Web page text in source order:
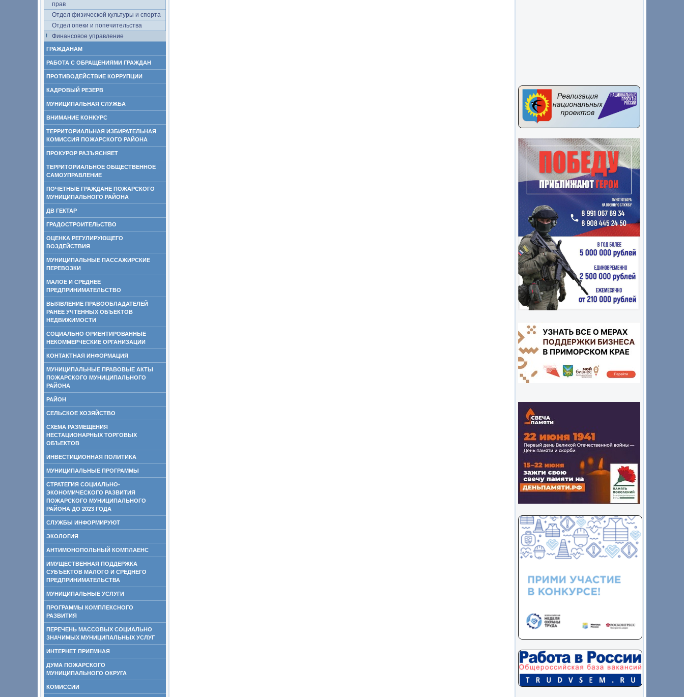
прав
Отдел физической культуры и спорта
Отдел опеки и попечительства
Финансовое управление
ГРАЖДАНАМ
РАБОТА С ОБРАЩЕНИЯМИ ГРАЖДАН
ПРОТИВОДЕЙСТВИЕ КОРРУПЦИИ
КАДРОВЫЙ РЕЗЕРВ
МУНИЦИПАЛЬНАЯ СЛУЖБА
ВНИМАНИЕ КОНКУРС
ТЕРРИТОРИАЛЬНАЯ ИЗБИРАТЕЛЬНАЯ
КОМИССИЯ ПОЖАРСКОГО РАЙОНА
ПРОКУРОР РАЗЪЯСНЯЕТ
ТЕРРИТОРИАЛЬНОЕ ОБЩЕСТВЕННОЕ
САМОУПРАВЛЕНИЕ
ПОЧЕТНЫЕ ГРАЖДАНЕ ПОЖАРСКОГО
МУНИЦИПАЛЬНОГО РАЙОНА
ДВ ГЕКТАР
ГРАДОСТРОИТЕЛЬСТВО
ОЦЕНКА РЕГУЛИРУЮЩЕГО
ВОЗДЕЙСТВИЯ
МУНИЦИПАЛЬНЫЕ ПАССАЖИРСКИЕ
ПЕРЕВОЗКИ
МАЛОЕ И СРЕДНЕЕ
ПРЕДПРИНИМАТЕЛЬСТВО
ВЫЯВЛЕНИЕ ПРАВООБЛАДАТЕЛЕЙ
РАНЕЕ УЧТЕННЫХ ОБЪЕКТОВ
НЕДВИЖИМОСТИ
СОЦИАЛЬНО ОРИЕНТИРОВАННЫЕ
НЕКОММЕРЧЕСКИЕ ОРГАНИЗАЦИИ
КОНТАКТНАЯ ИНФОРМАЦИЯ
МУНИЦИПАЛЬНЫЕ ПРАВОВЫЕ АКТЫ
ПОЖАРСКОГО МУНИЦИПАЛЬНОГО
РАЙОНА
РАЙОН
СЕЛЬСКОЕ ХОЗЯЙСТВО
СХЕМА РАЗМЕЩЕНИЯ
НЕСТАЦИОНАРНЫХ ТОРГОВЫХ
ОБЪЕКТОВ
ИНВЕСТИЦИОННАЯ ПОЛИТИКА
МУНИЦИПАЛЬНЫЕ ПРОГРАММЫ
СТРАТЕГИЯ СОЦИАЛЬНО-
ЭКОНОМИЧЕСКОГО РАЗВИТИЯ
ПОЖАРСКОГО МУНИЦИПАЛЬНОГО
РАЙОНА ДО 2023 ГОДА
СЛУЖБЫ ИНФОРМИРУЮТ
ЭКОЛОГИЯ
АНТИМОНОПОЛЬНЫЙ КОМПЛАЕНС
ИМУЩЕСТВЕННАЯ ПОДДЕРЖКА
СУБЪЕКТОВ МАЛОГО И СРЕДНЕГО
ПРЕДПРИНИМАТЕЛЬСТВА
МУНИЦИПАЛЬНЫЕ УСЛУГИ
ПРОГРАММЫ КОМПЛЕКСНОГО
РАЗВИТИЯ
ПЕРЕЧЕНЬ МАССОВЫХ СОЦИАЛЬНО
ЗНАЧИМЫХ МУНИЦИПАЛЬНЫХ УСЛУГ
ИНТЕРНЕТ ПРИЕМНАЯ
ДУМА ПОЖАРСКОГО
МУНИЦИПАЛЬНОГО ОКРУГА
КОМИССИИ